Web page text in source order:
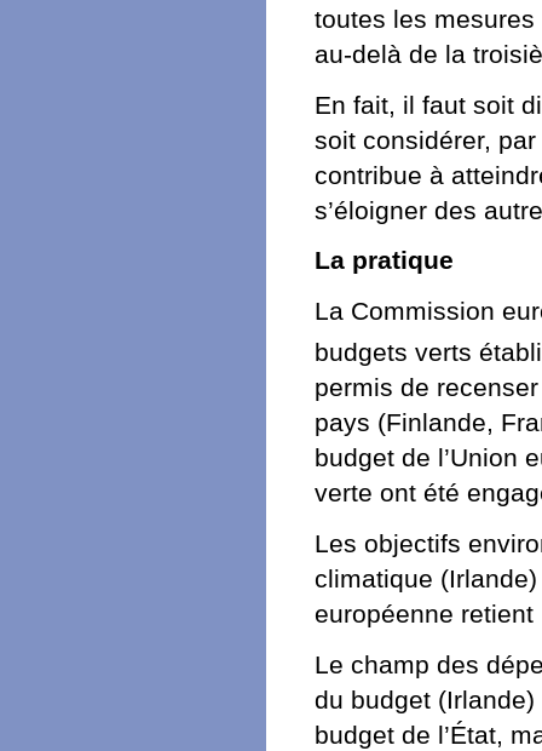
toutes les
au-delà de la
En fait, il faut soit
soit considérer,
contribue à
s’éloigner des
La pratique
La Commission
budgets verts
permis de
pays (Finlande,
budget de l’Union
verte ont été
Les objectifs
climatique
européenne
Le champ des
du budget
budget de l’État,